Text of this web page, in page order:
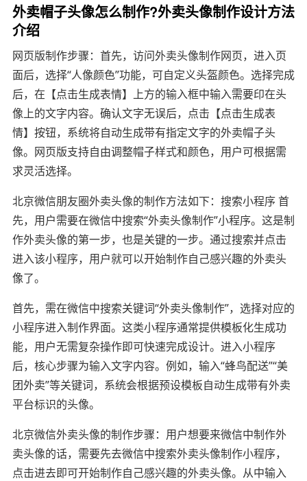
外卖帽子头像怎么制作?外卖头像制作设计方法
介绍
网页版制作步骤：首先，访问外卖头像制作网页，进入页
面后，选择“人像颜色”功能，可自定义头盔颜色。选择完成
后，在【点击生成表情】上方的输入框中输入需要印在头
像上的文字内容。确认文字无误后，点击【点击生成表
情】按钮，系统将自动生成带有指定文字的外卖帽子头
像。网页版支持自由调整帽子样式和颜色，用户可根据需
求灵活选择。
北京微信朋友圈外卖头像的制作方法如下：搜索小程序 首
先，用户需要在微信中搜索“外卖头像制作”小程序。这是制
作外卖头像的第一步，也是关键的一步。通过搜索并点击
进入该小程序，用户就可以开始制作自己感兴趣的外卖头
像了。
首先，需在微信中搜索关键词“外卖头像制作”，选择对应的
小程序进入制作界面。这类小程序通常提供模板化生成功
能，用户无需复杂操作即可快速完成设计。进入小程序
后，核心步骤为输入文字内容。例如，输入“蜂鸟配送”“美
团外卖”等关键词，系统会根据预设模板自动生成带有外卖
平台标识的头像。
北京微信外卖头像的制作步骤：用户想要来微信中制作外
卖头像的话，需要先去微信中搜索外卖头像制作小程序，
点击进去即可开始制作自己感兴趣的外卖头像。从中输入